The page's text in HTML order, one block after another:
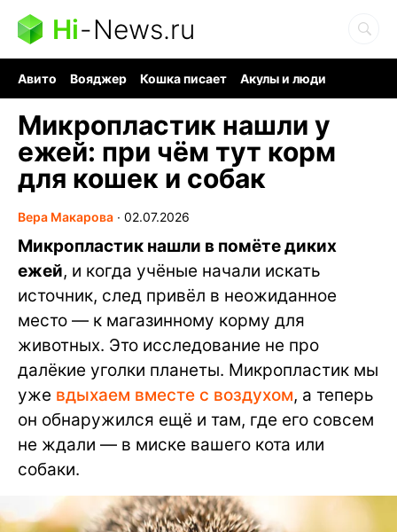
Hi-News.ru
Авито Вояджер Кошка писает
Акулы и люди
Микропластик нашли у
ежей: при чём тут корм
для кошек и собак
Вера Макарова ∙ 02.07.2026
Микропластик нашли в помёте диких
ежей, и когда учёные начали искать
источник, след привёл в неожиданное
место — к магазинному корму для
животных. Это исследование не про
далёкие уголки планеты. Микропластик мы
уже вдыхаем вместе с воздухом, а теперь
он обнаружился ещё и там, где его совсем
не ждали — в миске вашего кота или
собаки.